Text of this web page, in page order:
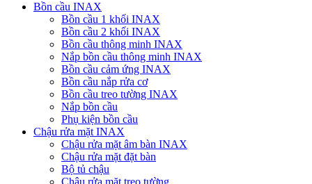
Bồn cầu INAX
Bồn cầu 1 khối INAX
Bồn cầu 2 khối INAX
Bồn cầu thông minh INAX
Nắp bồn cầu thông minh INAX
Bồn cầu cảm ứng INAX
Bồn cầu nắp rửa cơ
Bồn cầu treo tường INAX
Nắp bồn cầu
Phụ kiện bồn cầu
Chậu rửa mặt INAX
Chậu rửa mặt âm bàn INAX
Chậu rửa mặt đặt bàn
Bộ tủ chậu